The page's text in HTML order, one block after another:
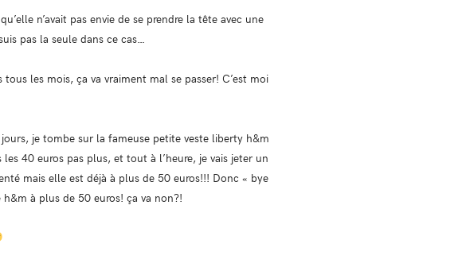
n’avait pas envie de se prendre la tête avec une
pas la seule dans ce cas…
les mois, ça va vraiment mal se passer! C’est moi
je tombe sur la fameuse petite veste liberty h&m
40 euros pas plus, et tout à l’heure, je vais jeter un
mais elle est déjà à plus de 50 euros!!! Donc « bye
à plus de 50 euros! ça va non?!